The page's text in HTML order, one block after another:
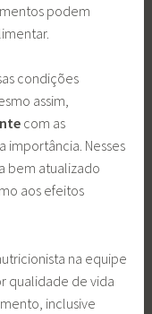
podem
condições
assim,
com as
importância. Nesses
bem atualizado
aos efeitos
na equipe
qualidade de vida
inclusive